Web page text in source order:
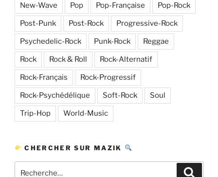
New-Wave Pop Pop-Française Pop-Rock
Post-Punk Post-Rock Progressive-Rock
Psychedelic-Rock Punk-Rock Reggae
Rock Rock & Roll Rock-Alternatif
Rock-Français Rock-Progressif
Rock-Psychédélique Soft-Rock Soul
Trip-Hop World-Music
CHERCHER SUR MAZIK